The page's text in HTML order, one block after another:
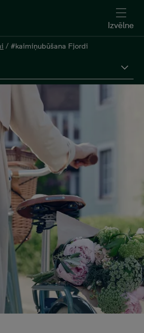
Izvēlne
/ #kaimiņubūšana Fjordi